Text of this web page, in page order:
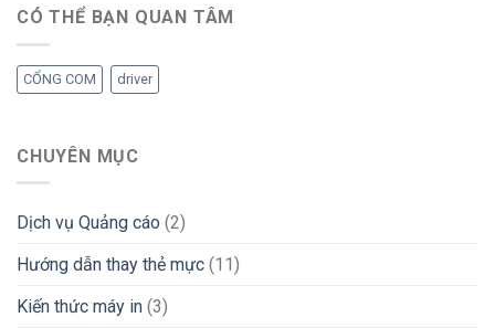
CÓ THỂ BẠN QUAN TÂM
CỔNG COM driver
CHUYÊN MỤC
Dịch vụ Quảng cáo (2)
Hướng dẫn thay thẻ mực (11)
Kiến thức máy in (3)